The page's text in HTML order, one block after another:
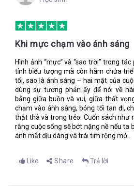
xanh? Mẹ của con luôn bảo rằng đó là
Da thịt của mỗi người đều ẩn chứa một
Là giọng của ba. Tại sao ông ấy lại nói
Nhìn xem, tại sao mạch máu chảy ở
không phải màu xanh?
Và tại sao tôi lại biết chính xác ông ấy
Mẹ của con luôn bảo rằng đó là màu
bản đồ bằng cả trái tim.
Ba ở phía trước, bước qua một con
là những cái cây xanh và ba vươn tay
Khi mực chạm vào ánh sáng
Hình ảnh “mực” và “sao trời” trong
tính biểu tượng mà còn hàm chứa
tối, sao là ánh sáng – hai mặt của
dùng sự tương phản ấy để nói về
bằng giữa buồn và vui, giữa thất
chạm vào ánh sáng, bóng tối tan đi,
thật thà và trong trẻo. Cuốn sách như
rằng cuộc sống sẽ bớt nặng nề nếu ta
ánh mắt dịu dàng và trái tim rộng mở.
Like Share Trả lời